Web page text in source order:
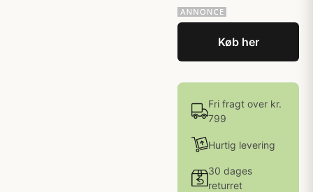
Køb her
Fri fragt over kr.
799
Hurtig levering
30 dages
returret